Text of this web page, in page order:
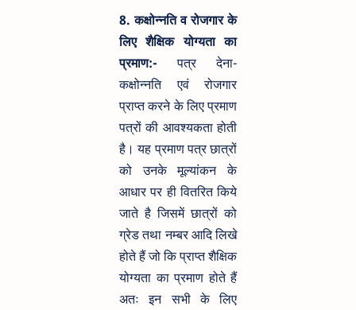
8. कक्षोन्नति व रोजगार के
लिए शैक्षिक योग्यता का
प्रमाण:- पत्र देना-
कक्षोन्नति एवं रोजगार
प्राप्त करने के लिए प्रमाण
पत्रों की आवश्यकता होती
है। यह प्रमाण पत्र छात्रों
को उनके मूल्यांकन के
आधार पर ही वितरित किये
जाते है जिसमें छात्रों को
ग्रेड तथा नम्बर आदि लिखे
होते हैं जो कि प्राप्त शैक्षिक
योग्यता का प्रमाण होते हैं
अतः इन सभी के लिए